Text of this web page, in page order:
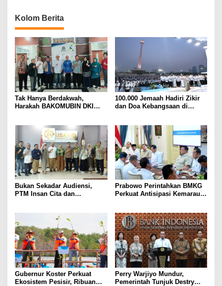
Kolom Berita
Tak Hanya Berdakwah,
Harakah BAKOMUBIN DKI
Bersama LKLH FH UHAMKA
100.000 Jemaah Hadiri Zikir
dan Doa Kebangsaan di
Bukan Sekadar Audiensi,
PTM Insan Cita dan
Prabowo Perintahkan BMKG
Perkuat Antisipasi Kemarau
Gubernur Koster Perkuat
Ekosistem Pesisir, Ribuan
Perry Warjiyo Mundur,
Pemerintah Tunjuk Destry